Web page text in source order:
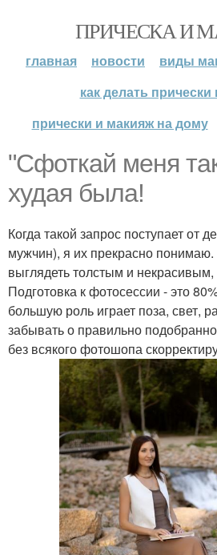
ПРИЧЕСКА И
главная новости
виды
как делать
прически и макияж на дому
"Сфоткай меня
худая была!
Когда такой запрос поступает от
мужчин), я их прекрасно понимаю.
выглядеть толстым и некрасивым,
Подготовка к фотосессии - это
большую роль играет поза, свет,
забывать о правильно
без всякого фотошопа